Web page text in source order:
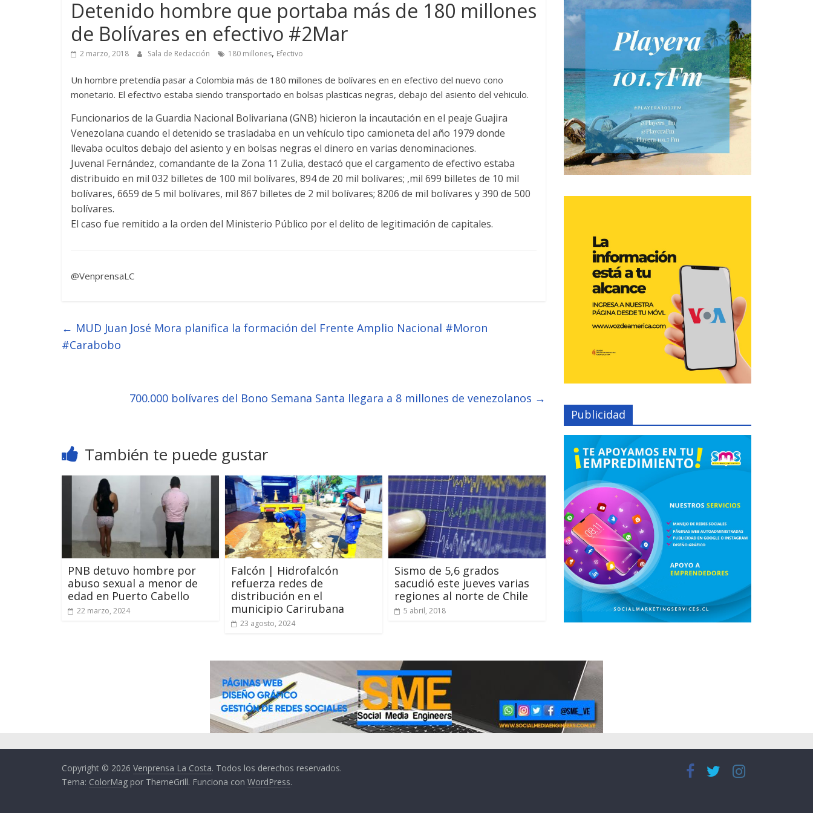
Detenido hombre que portaba más de 180 millones
de Bolívares en efectivo #2Mar
2 marzo, 2018 Sala de Redacción 180 millones, Efectivo
Un hombre pretendía pasar a Colombia más de 180 millones de bolívares en en efectivo del nuevo cono
monetario. El efectivo estaba siendo transportado en bolsas plasticas negras, debajo del asiento del vehiculo.
Funcionarios de la Guardia Nacional Bolivariana (GNB) hicieron la incautación en el peaje Guajira
Venezolana cuando el detenido se trasladaba en un vehículo tipo camioneta del año 1979 donde
llevaba ocultos debajo del asiento y en bolsas negras el dinero en varias denominaciones.
Juvenal Fernández, comandante de la Zona 11 Zulia, destacó que el cargamento de efectivo estaba
distribuido en mil 032 billetes de 100 mil bolívares, 894 de 20 mil bolívares; ,mil 699 billetes de 10 mil
bolívares, 6659 de 5 mil bolívares, mil 867 billetes de 2 mil bolívares; 8206 de mil bolívares y 390 de 500
bolívares.
El caso fue remitido a la orden del Ministerio Público por el delito de legitimación de capitales.
@VenprensaLC
← MUD Juan José Mora planifica la formación del Frente Amplio Nacional #Moron
#Carabobo
700.000 bolívares del Bono Semana Santa llegara a 8 millones de venezolanos →
También te puede gustar
PNB detuvo hombre por
abuso sexual a menor de
edad en Puerto Cabello
22 marzo, 2024
Falcón | Hidrofalcón
refuerza redes de
distribución en el
municipio Carirubana
23 agosto, 2024
Sismo de 5,6 grados
sacudió este jueves varias
regiones al norte de Chile
5 abril, 2018
Publicidad
Copyright © 2026 Venprensa La Costa. Todos los derechos reservados.
Tema: ColorMag por ThemeGrill. Funciona con WordPress.